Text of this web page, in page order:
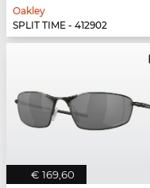
Oakley
SPLIT TIME - 412902
€ 169,60